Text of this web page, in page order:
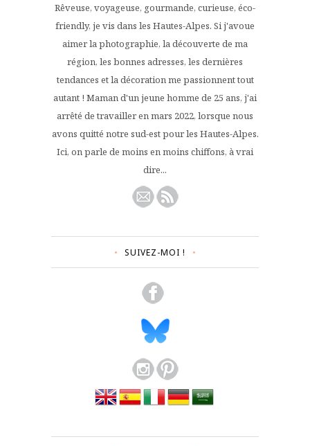
Rêveuse, voyageuse, gourmande, curieuse, éco-
friendly, je vis dans les Hautes-Alpes. Si j'avoue
aimer la photographie, la découverte de ma
région, les bonnes adresses, les dernières
tendances et la décoration me passionnent tout
autant ! Maman d'un jeune homme de 25 ans, j'ai
arrêté de travailler en mars 2022, lorsque nous
avons quitté notre sud-est pour les Hautes-Alpes.
Ici, on parle de moins en moins chiffons, à vrai
dire...
SUIVEZ-MOI !